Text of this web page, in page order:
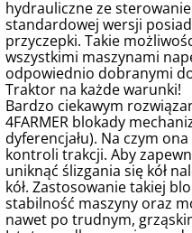
hydrauliczne ze
standardowej wersji
przyczepki. Takie
wszystkimi maszynami
odpowiednio dobranymi
Traktor na każde warunki!
Bardzo ciekawym
4FARMER blokady
dyferencjału). Na czym
kontroli trakcji. Aby
uniknąć ślizgania się kół
kół. Zastosowanie takiej
stabilność maszyny oraz
nawet po trudnym,